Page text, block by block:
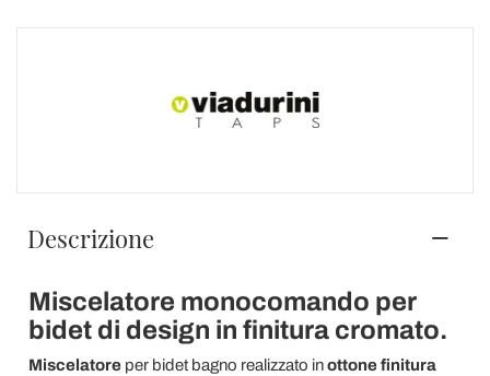
Descrizione
Miscelatore monocomando per
bidet di design in finitura cromato.
Miscelatore per bidet bagno realizzato inottone finitura